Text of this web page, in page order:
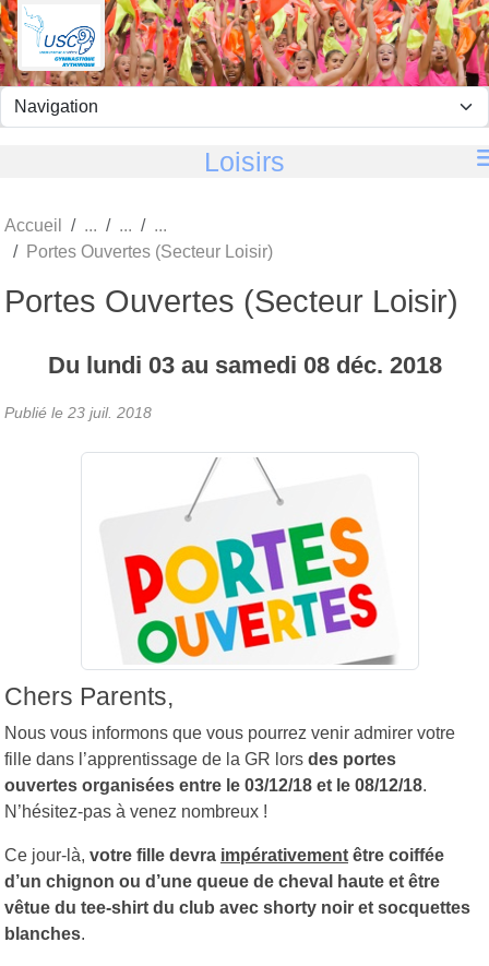
Loisirs
Accueil
Portes Ouvertes (Secteur Loisir)
Portes Ouvertes (Secteur Loisir)
Du lundi 03au samedi 08 déc. 2018
Publié le 23 juil. 2018
Chers Parents,
Nous vous informons que vous pourrez venir admirer votre
fille dans l’apprentissage de la GR lors des portes
ouvertes organisées entre le 03/12/18 et le 08/12/18.
N’hésitez-pas à venez nombreux !
Ce jour-là, votre fille devra impérativement être coiffée
d’un chignon ou d’une queue de cheval haute et être
vêtue du tee-shirt du club avec shorty noir et socquettes
blanches.
Panneau de gestion des cookies